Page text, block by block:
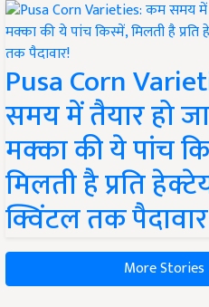
Pusa Corn
समय में तैयार हो
मक्का की ये पांच
मिलती है प्रति
क्विंटल तक
More Stories